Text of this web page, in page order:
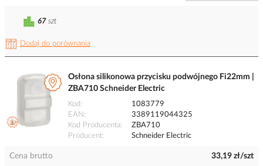
Dodaj do porównania
67 szt
Osłona silikonowa przycisku podwójnego Fi22mm |
ZBA710 Schneider Electric
Kod
1083779
EAN
3389119044325
Kod Producenta
ZBA710
Producent
Schneider Electric
Cena brutto 33,19 zł/szt